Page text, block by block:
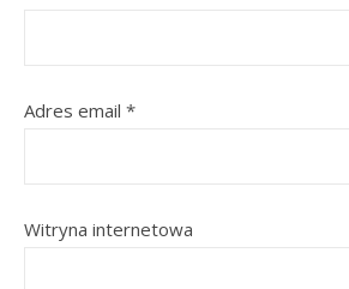
Adres email *
Witryna internetowa